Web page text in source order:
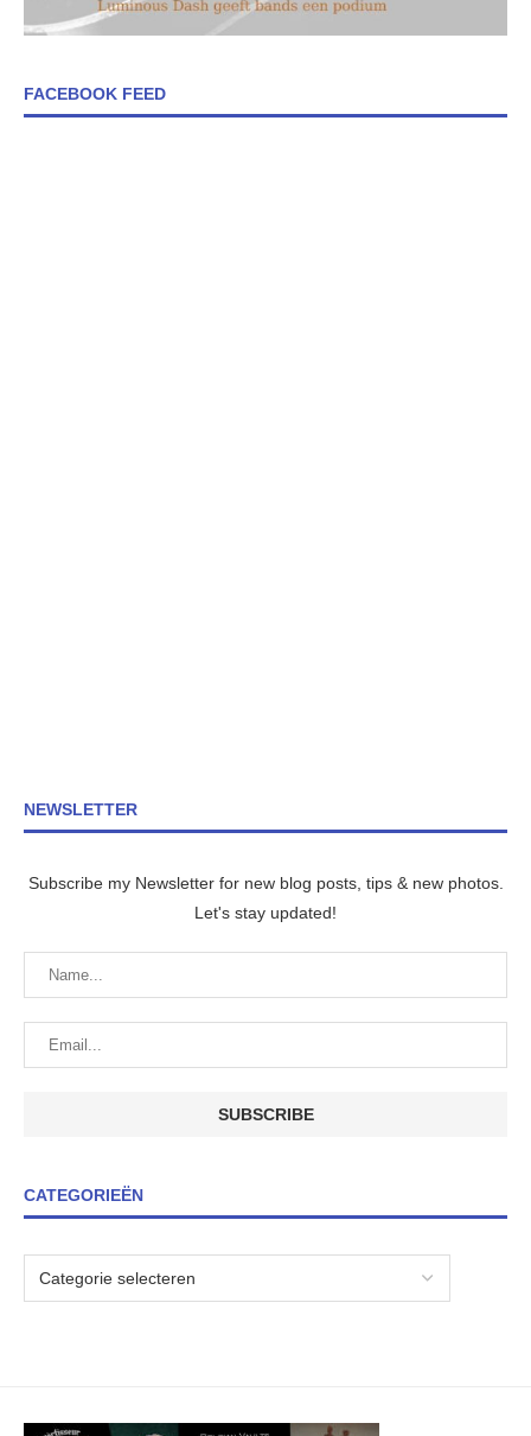
FACEBOOK FEED
NEWSLETTER
Subscribe my Newsletter for new blog posts, tips & new photos.
Let's stay updated!
CATEGORIEËN